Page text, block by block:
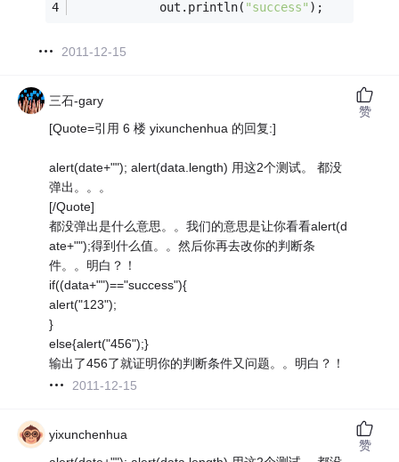
			out.println(
"success" );
2011-12-15
三石-gary
[Quote=引用 6 楼 yixunchenhua 的回复:]
alert(date+""); alert(data.length) 用这2个测试。 都没
弹出。。。
[/Quote]
都没弹出是什么意思。。我们的意思是让你看看alert(d
ate+"");得到什么值。。然后你再去改你的判断条
件。。明白？！
if((data+"")=="success"){
alert("123");
}
else{alert("456");}
输出了456了就证明你的判断条件又问题。。明白？！
2011-12-15
赞
yixunchenhua
赞